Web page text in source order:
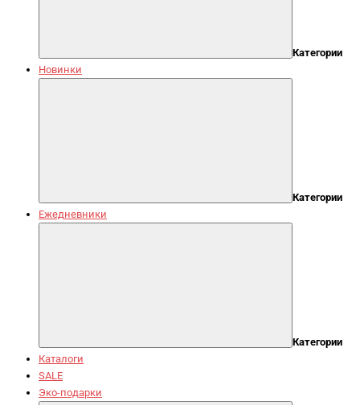
Категории
Новинки
Категории
Ежедневники
Категории
Каталоги
SALE
Эко-подарки